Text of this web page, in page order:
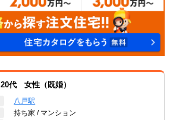
20代 女性（既婚）
八戸駅
持ち家 / マンション